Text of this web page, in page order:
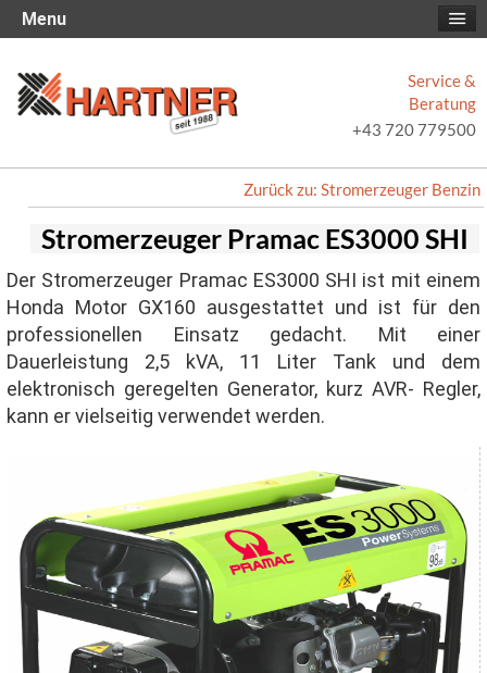
Service &
Beratung
+43 720 779500
Zurück zu: Stromerzeuger Benzin
Stromerzeuger Pramac ES3000 SHI
Der Stromerzeuger Pramac ES3000 SHI ist mit einem
Honda Motor GX160 ausgestattet und ist für den
professionellen Einsatz gedacht. Mit einer
Dauerleistung 2,5 kVA, 11 Liter Tank und dem
elektronisch geregelten Generator, kurz AVR- Regler,
kann er vielseitig verwendet werden.
Menu